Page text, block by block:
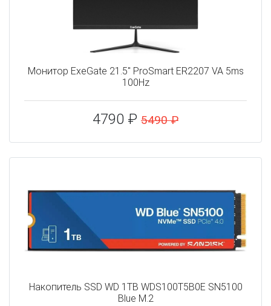
Монитор ExeGate 21.5" ProSmart ER2207 VA 5ms
100Hz
4790 ₽ 5490 ₽
Накопитель SSD WD 1TB WDS100T5B0E SN5100
Blue M.2